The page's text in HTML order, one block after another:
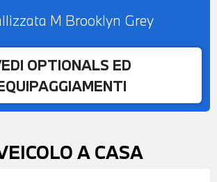
M Brooklyn Grey
OPTIONALS ED
A CASA